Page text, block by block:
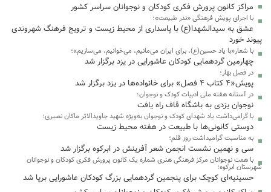
مراکز کانون پرورش فکری کودکان و نوجوانان سراسر کشور
با اجرای پویش فرهنگی «نذر طبیعت»؛
عشق به سیدالشهدا(ع) با پاسداری از محیط زیست و ترویج فرهنگ شهروندی
پیوند خورد
با شعار«با یاد حسین(ع)، برای ایران می‌مانیم، می‌خوانیم، می‌سازیم»؛
چهارمین گردهمایی کودکان عاشورایی در یزد برگزار شد
در فصل بهار؛
پویش«۴ کتاب ۴ فصل» برای خانواده‌ها در یزد برگزار شد
در آستانه هفته ملی ادبیات کودک و نوجوان؛
نوجوان یزدی به باشگاه قاف راه یافت
با گرامی‌داشت یاد شهدای کودک و نوجوان به‌ویژه شهید جاویدالاثر ماکان نصیری؛
دوستی کانونی‌ها با طبیعت در هفته محیط زیست
به مناسبت گرامیداشت روز قلم؛
سی‌ و نهمین نشست انجمن شعر آفرینش در ابرکوه برگزار شد
با همت نوجوانان مرکز فرهنگی هنری شماره یک کانون پرورش فکری کودکان و نوجوانان
شهرستان ابرکوه؛
حسینیه‌ای کوچک برای پنجمین گردهمایی بزرگ کودکان عاشورایی برپا شد